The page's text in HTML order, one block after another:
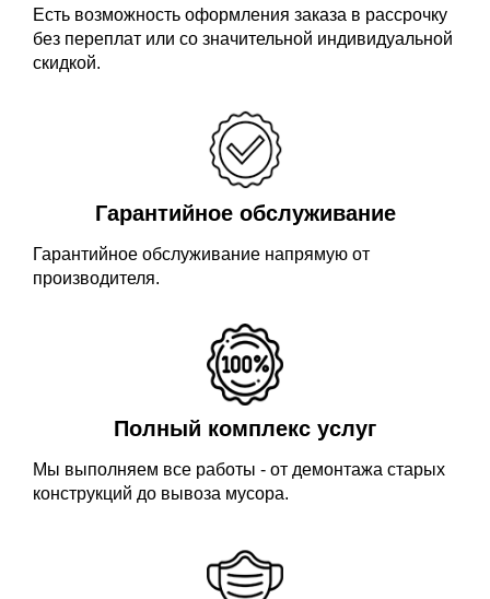
Есть возможность оформления заказа в рассрочку
без переплат или со значительной индивидуальной
скидкой.
Гарантийное обслуживание
Гарантийное обслуживание напрямую от
производителя.
Полный комплекс услуг
Мы выполняем все работы - от демонтажа старых
конструкций до вывоза мусора.